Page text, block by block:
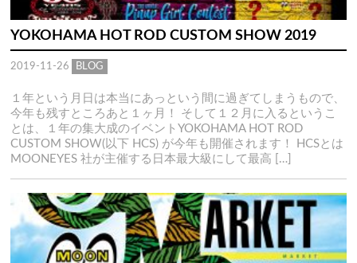
YOKOHAMA HOT ROD CUSTOM SHOW 2019
2019-11-26 BLOG
１年という月日は本当にあっという間に過ぎてしまうもので、
今年も残すところあと１ヶ月！ そして１２月に入るというこ
とは、１年の集大成のイベントYOKOHAMA HOT ROD
CUSTOM SHOW(以下 HCS) が今年も開催されます！ HCSとは
MOONEYES 社が主催する日本最大級にして最高 […]